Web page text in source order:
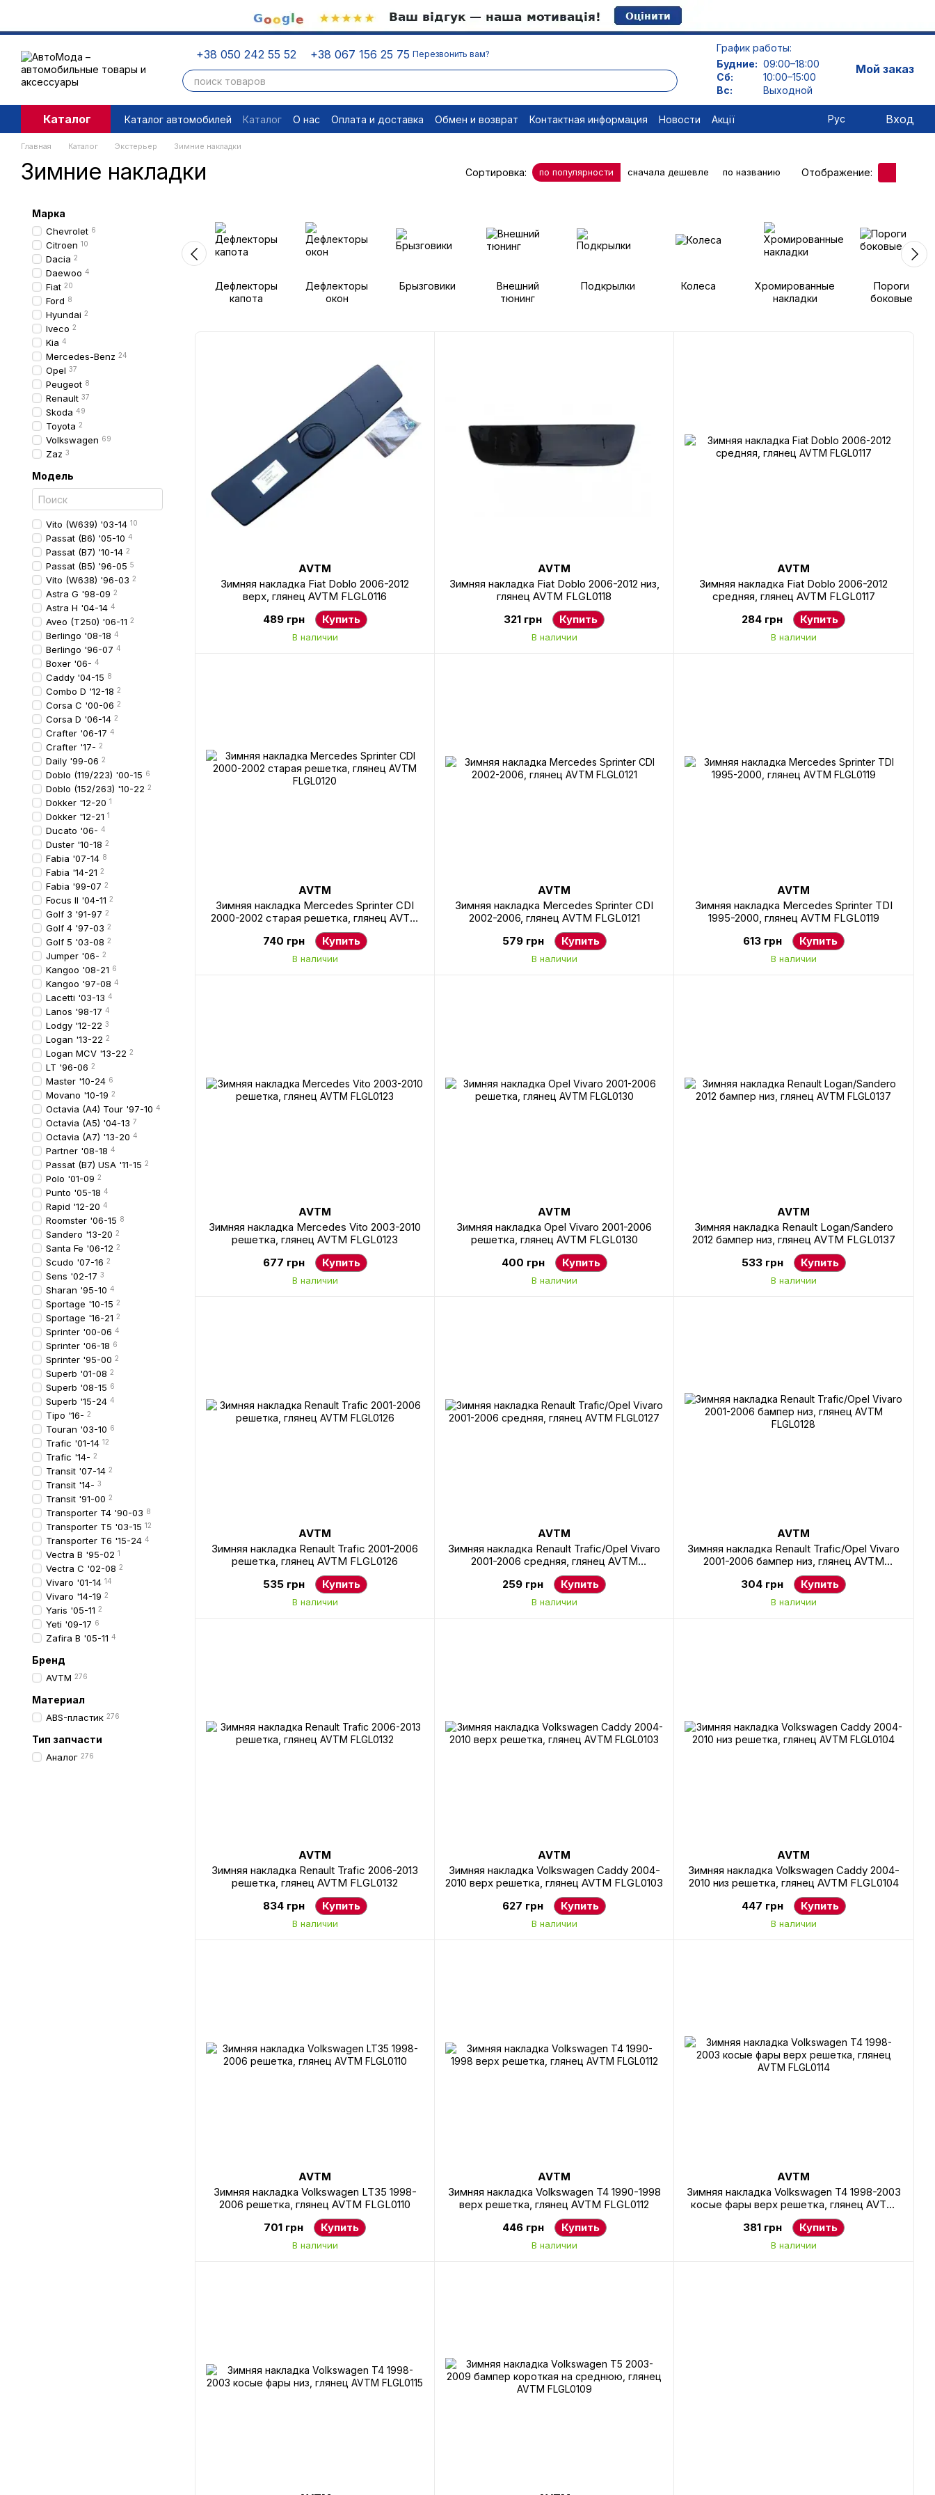
+38 050 242 55 52 +38 067 156 25 75 Перезвонить вам?
График работы:
Будние: 09:00–18:00
Сб:
10:00–15:00
Вс:
Выходной
Мой заказ
Каталог Каталог автомобилей Каталог О нас Оплата и доставка Обмен и возврат Контактная информация Новости
Акції
Пользовательское соглашение
Правовые документы Отписаться
Рус Вход
Главная Каталог Экстерьер Зимние накладки
Зимние накладки Сортировка: по популярности сначала дешевле по названию Отображение:
Дефлекторы
капота
Дефлекторы
окон
Брызговики
Внешний
тюнинг
Подкрылки Колеса
Хромированные
накладки
Пороги
боковые
AVTM
Зимняя накладка Fiat Doblo 2006-2012
верх, глянец AVTM FLGL0116
489 грн
Купить
В наличии
AVTM
Зимняя накладка Fiat Doblo 2006-2012 низ,
глянец AVTM FLGL0118
321 грн
Купить
В наличии
AVTM
Зимняя накладка Fiat Doblo 2006-2012
средняя, глянец AVTM FLGL0117
284 грн
Купить
В наличии
AVTM
Зимняя накладка Mercedes Sprinter CDI
2000-2002 старая решетка, глянец AVTM
FLGL0120
740 грн Купить
В наличии
AVTM
Зимняя накладка Mercedes Sprinter CDI
2002-2006, глянец AVTM FLGL0121
579 грн
Купить
В наличии
AVTM
Зимняя накладка Mercedes Sprinter TDI
1995-2000, глянец AVTM FLGL0119
613 грн
Купить
В наличии
AVTM
Зимняя накладка Mercedes Vito 2003-2010
решетка, глянец AVTM FLGL0123
677 грн
Купить
В наличии
AVTM
Зимняя накладка Opel Vivaro 2001-2006
решетка, глянец AVTM FLGL0130
400 грн
Купить
В наличии
AVTM
Зимняя накладка Renault Logan/Sandero
2012 бампер низ, глянец AVTM FLGL0137
533 грн
Купить
В наличии
AVTM
Зимняя накладка Renault Trafic 2001-2006
решетка, глянец AVTM FLGL0126
535 грн
Купить
В наличии
AVTM
Зимняя накладка Renault Trafic/Opel Vivaro
2001-2006 средняя, глянец AVTM
FLGL0127
259 грн Купить
В наличии
AVTM
Зимняя накладка Renault Trafic/Opel Vivaro
2001-2006 бампер низ, глянец AVTM
FLGL0128
304 грн Купить
В наличии
AVTM
Зимняя накладка Renault Trafic 2006-2013
решетка, глянец AVTM FLGL0132
834 грн
Купить
В наличии
AVTM
Зимняя накладка Volkswagen Caddy 2004-
2010 верх решетка, глянец AVTM FLGL0103
627 грн
Купить
В наличии
AVTM
Зимняя накладка Volkswagen Caddy 2004-
2010 низ решетка, глянец AVTM FLGL0104
447 грн
Купить
В наличии
AVTM
Зимняя накладка Volkswagen LT35 1998-
2006 решетка, глянец AVTM FLGL0110
701 грн
Купить
В наличии
AVTM
Зимняя накладка Volkswagen T4 1990-1998
верх решетка, глянец AVTM FLGL0112
446 грн
Купить
В наличии
AVTM
Зимняя накладка Volkswagen T4 1998-2003
косые фары верх решетка, глянец AVTM
FLGL0114
381 грн Купить
В наличии
Марка
Chevrolet 6
Citroen 10
Dacia 2
Daewoo 4
Fiat 20
Ford 8
Hyundai 2
Iveco 2
Kia 4
Mercedes-Benz 24
Opel 37
Peugeot 8
Renault 37
Skoda 49
Toyota 2
Volkswagen 69
Zaz 3
Модель
Vito (W639) '03-14 10
Passat (B6) '05-10 4
Passat (B7) '10-14 2
Passat (B5) '96-05 5
Vito (W638) '96-03 2
Astra G '98-09 2
Astra H '04-14 4
Aveo (T250) '06-11 2
Berlingo '08-18 4
Berlingo '96-07 4
Boxer '06- 4
Caddy '04-15 8
Combo D '12-18 2
Corsa C '00-06 2
Corsa D '06-14 2
Crafter '06-17 4
Crafter '17- 2
Daily '99-06 2
Doblo (119/223) '00-15 6
Doblo (152/263) '10-22 2
Dokker '12-20 1
Dokker '12-21 1
Ducato '06- 4
Duster '10-18 2
Fabia '07-14 8
Fabia '14-21 2
Fabia '99-07 2
Focus II '04-11 2
Golf 3 '91-97 2
Golf 4 '97-03 2
Golf 5 '03-08 2
Jumper '06- 2
Kangoo '08-21 6
Kangoo '97-08 4
Lacetti '03-13 4
Lanos '98-17 4
Lodgy '12-22 3
Logan '13-22 2
Logan MCV '13-22 2
LT '96-06 2
Master '10-24 6
Movano '10-19 2
Octavia (A4) Tour '97-10 4
Octavia (A5) '04-13 7
Octavia (A7) '13-20 4
Partner '08-18 4
Passat (B7) USA '11-15 2
Polo '01-09 2
Punto '05-18 4
Rapid '12-20 4
Roomster '06-15 8
Sandero '13-20 2
Santa Fe '06-12 2
Scudo '07-16 2
Sens '02-17 3
Sharan '95-10 4
Sportage '10-15 2
Sportage '16-21 2
Sprinter '00-06 4
Sprinter '06-18 6
Sprinter '95-00 2
Superb '01-08 2
Superb '08-15 6
Superb '15-24 4
Tipo '16- 2
Touran '03-10 6
Trafic '01-14 12
Trafic '14- 2
Transit '07-14 2
Transit '14- 3
Transit '91-00 2
Transporter T4 '90-03 8
Transporter T5 '03-15 12
Transporter T6 '15-24 4
Vectra B '95-02 1
Vectra C '02-08 2
Vivaro '01-14 14
Vivaro '14-19 2
Yaris '05-11 2
Yeti '09-17 6
Zafira B '05-11 4
Бренд
AVTM 276
Материал
ABS-пластик 276
Тип запчасти
Аналог 276